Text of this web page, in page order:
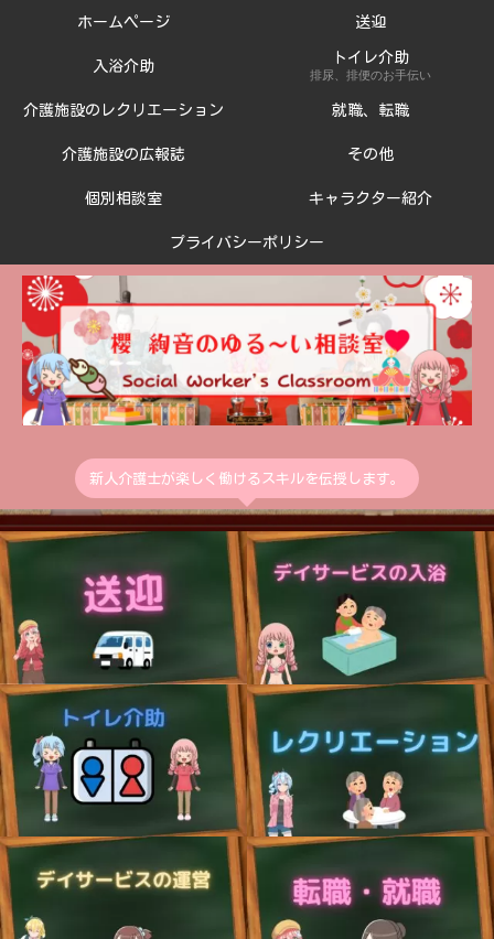
新人介護士が楽しく働けるスキルを伝授します。
ホームページ 送迎
入浴介助
トイレ介助
排尿、排便のお手伝い
介護施設のレクリエーション 就職、転職
介護施設の広報誌 その他
個別相談室 キャラクター紹介
プライバシーポリシー